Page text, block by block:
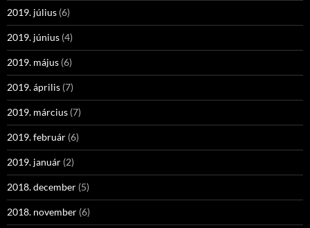
2019. július (6)
2019. június (4)
2019. május (6)
2019. április (7)
2019. március (7)
2019. február (6)
2019. január (2)
2018. december (5)
2018. november (6)